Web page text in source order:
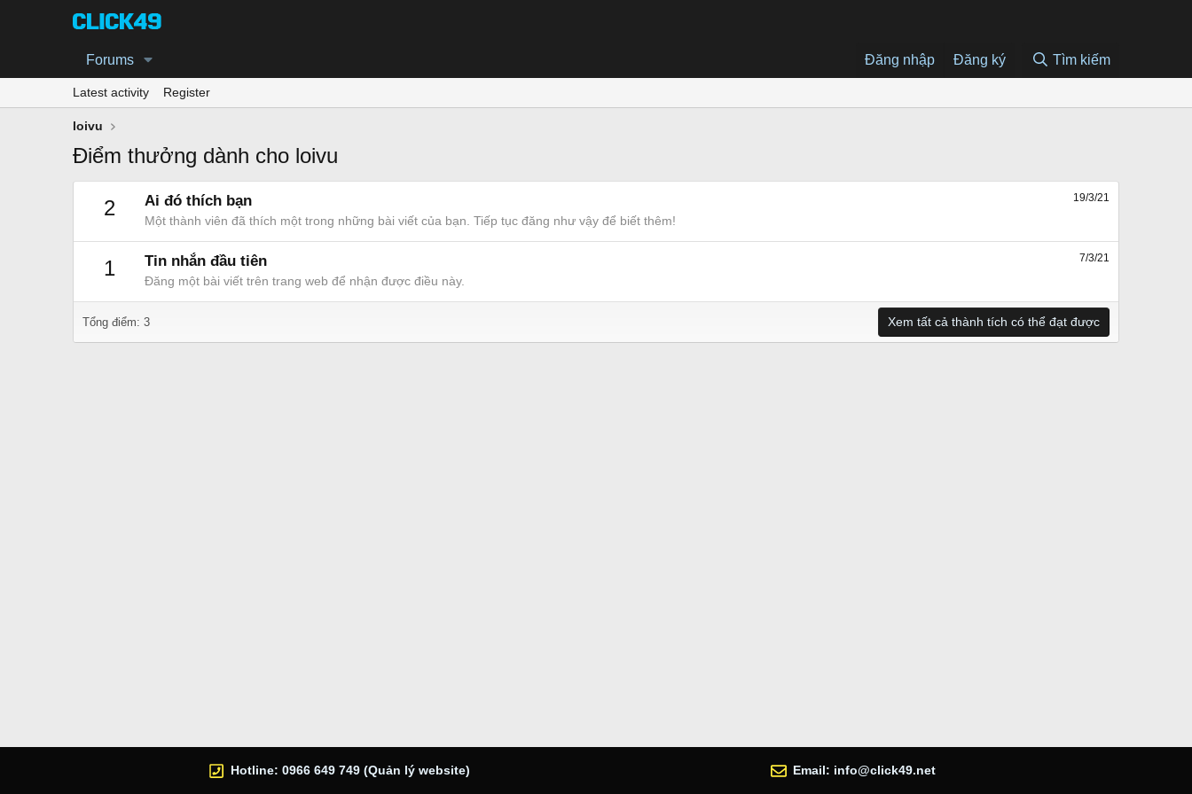
Forums Đăng nhập Đăng ký Tìm kiếm
Latest activity Register
loivu
Điểm thưởng dành cho loivu
2 19/3/21
Ai đó thích bạn
Một thành viên đã thích một trong những bài viết của bạn. Tiếp tục đăng như vậy để biết thêm!
1 7/3/21
Tin nhắn đầu tiên
Đăng một bài viết trên trang web để nhận được điều này.
Tổng điểm: 3 Xem tất cả thành tích có thể đạt được
Hotline: 0966 649 749 (Quản lý website) Email: info@click49.net